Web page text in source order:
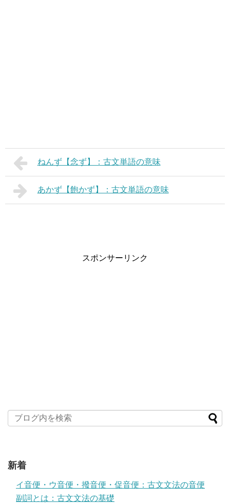
ねんず【念ず】：古文単語の意味
あかず【飽かず】：古文単語の意味
スポンサーリンク
新着
イ音便・ウ音便・撥音便・促音便：古文文法の音便
副詞とは：古文文法の基礎